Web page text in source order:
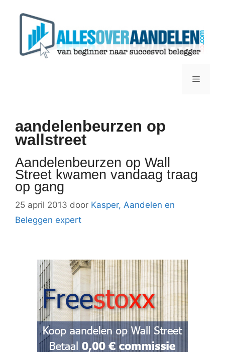
Menu
aandelenbeurzen op
wallstreet
Aandelenbeurzen op Wall
Street kwamen vandaag traag
op gang
25 april 2013 door Kasper, Aandelen en
Beleggen expert